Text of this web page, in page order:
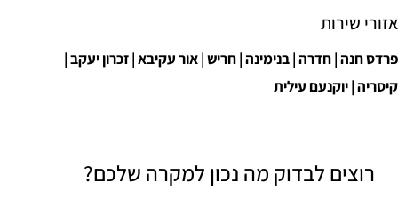
אזורי שירות
פרדס חנה | חדרה | בנימינה | חריש | אור עקיבא | זכרון יעקב |
קיסריה | יוקנעם עילית
רוצים לבדוק מה נכון למקרה שלכם?